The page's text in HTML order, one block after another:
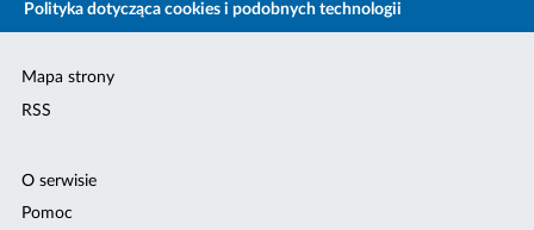
Polityka dotycząca cookies i podobnych technologii
Mapa strony
RSS
O serwisie
Pomoc